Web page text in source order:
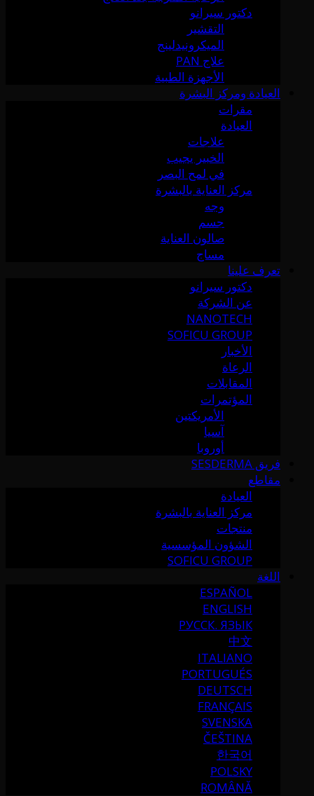
دكتور سيرانو
التقشير
الميكرونيدلينج
علاج PAN
الأجهزة الطبية
العيادة ومركز البشرة
مقرات
العيادة
علاجات
الخبير يجيب
في لمح البصر
مركز العناية بالبشرة
وجه
جسم
صالون العناية
مساج
تعرف علينا
دكتور سيرانو
عن الشركة
NANOTECH
SOFICU GROUP
الأخبار
الرعاة
المقابلات
المؤتمرات
الأمريكتين
آسيا
أوروبا
فريق SESDERMA
مقاطع
العيادة
مركز العناية بالبشرة
منتجات
الشؤون المؤسسية
SOFICU GROUP
اللغة
ESPAÑOL
ENGLISH
РУССК. ЯЗЫК
中文
ITALIANO
PORTUGUÉS
DEUTSCH
FRANÇAIS
SVENSKA
ČEŠTINA
한국어
POLSKY
ROMÂNĂ